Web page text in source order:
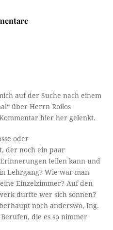
auf der Suche nach einem
über Herrn Roilos
hier her gelenkt.
oder
der noch ein paar
teilen kann und
Lehrgang? Wie war man
Einzelzimmer? Auf den
durfte wer sich sonnen?
noch anderswo, Ing.
die es so nimmer